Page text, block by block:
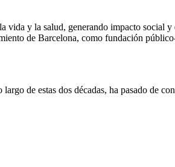
vida y la salud, generando impacto social
de Barcelona, como fundación
de estas dos décadas, ha pasado de